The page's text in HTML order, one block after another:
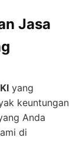
Jasa
yang
keuntungan
Anda
di